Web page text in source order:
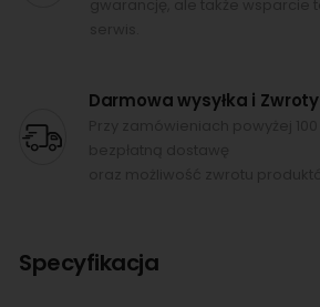
Darmowa wysyłka i Zwroty
Specyfikacja